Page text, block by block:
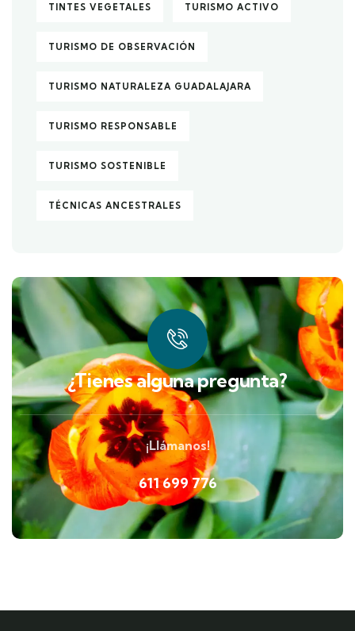
TINTES VEGETALES TURISMO ACTIVO
TURISMO DE OBSERVACIÓN
TURISMO NATURALEZA GUADALAJARA
TURISMO RESPONSABLE
TURISMO SOSTENIBLE
TÉCNICAS ANCESTRALES
¿Tienes alguna pregunta?
¡Llámanos!
611 699 776